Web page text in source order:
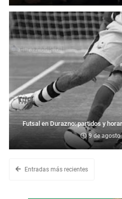
Futsal en Durazno: partidos y
9 de agosto
Entradas más recientes